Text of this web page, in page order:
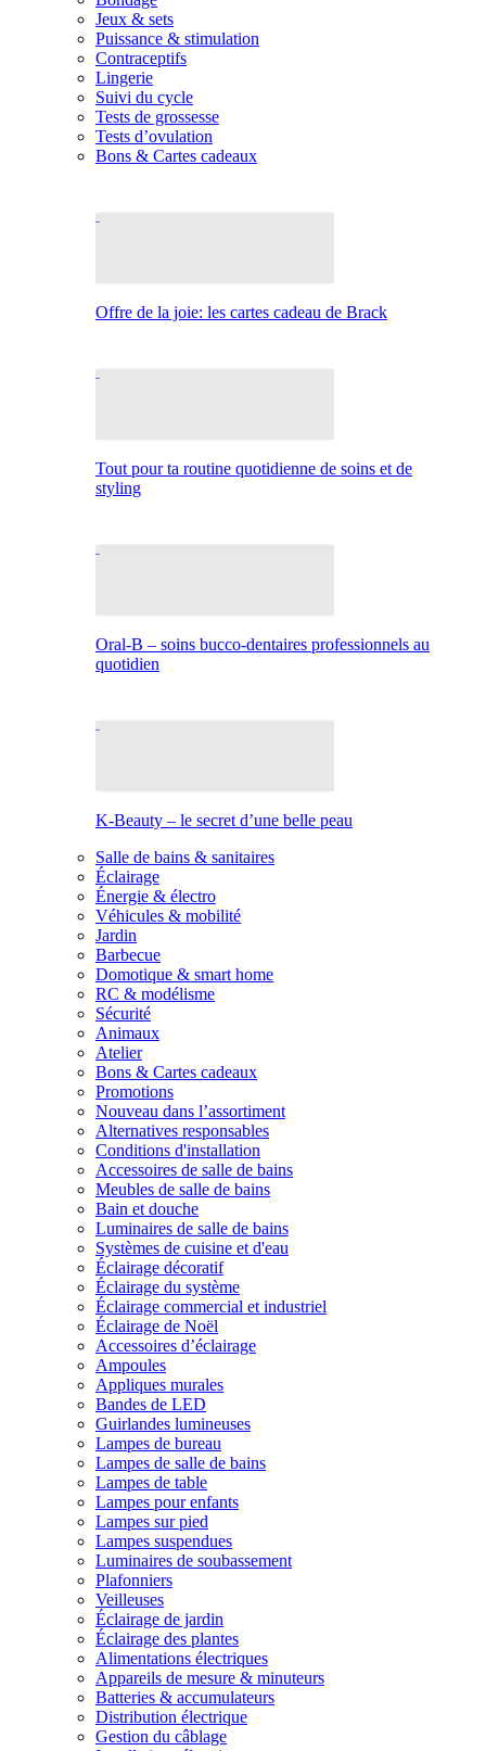
Jeux & sets
Puissance & stimulation
Contraceptifs
Lingerie
Suivi du cycle
Tests de grossesse
Tests d’ovulation
Bons & Cartes cadeaux
Offre de la joie: les cartes cadeau de Brack
Tout pour ta routine quotidienne de soins et de
styling
Oral-B – soins bucco-dentaires professionnels au
quotidien
K-Beauty – le secret d’une belle peau
Salle de bains & sanitaires
Éclairage
Énergie & électro
Véhicules & mobilité
Jardin
Barbecue
Domotique & smart home
RC & modélisme
Sécurité
Animaux
Atelier
Bons & Cartes cadeaux
Promotions
Nouveau dans l’assortiment
Alternatives responsables
Conditions d'installation
Accessoires de salle de bains
Meubles de salle de bains
Bain et douche
Luminaires de salle de bains
Systèmes de cuisine et d'eau
Éclairage décoratif
Éclairage du système
Éclairage commercial et industriel
Éclairage de Noël
Accessoires d’éclairage
Ampoules
Appliques murales
Bandes de LED
Guirlandes lumineuses
Lampes de bureau
Lampes de salle de bains
Lampes de table
Lampes pour enfants
Lampes sur pied
Lampes suspendues
Luminaires de soubassement
Plafonniers
Veilleuses
Éclairage de jardin
Éclairage des plantes
Alimentations électriques
Appareils de mesure & minuteurs
Batteries & accumulateurs
Distribution électrique
Gestion du câblage